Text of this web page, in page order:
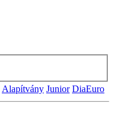
Alapítvány Junior DiaEuro